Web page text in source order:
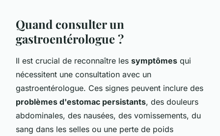
Quand consulter un
gastroentérologue ?
Il est crucial de reconnaître les symptômes qui
nécessitent une consultation avec un
gastroentérologue. Ces signes peuvent inclure des
problèmes d'estomac persistants, des douleurs
abdominales, des nausées, des vomissements, du
sang dans les selles ou une perte de poids